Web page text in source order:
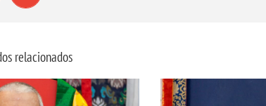
relacionados